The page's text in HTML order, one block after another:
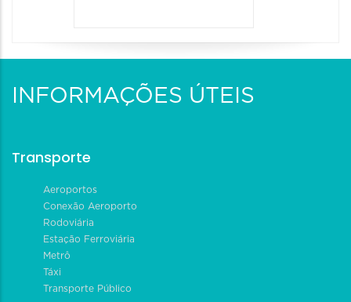
INFORMAÇÕES ÚTEIS
Transporte
Aeroportos
Conexão Aeroporto
Rodoviária
Estação Ferroviária
Metrô
Táxi
Transporte Público